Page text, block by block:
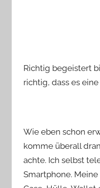
Richtig begeistert
richtig, dass es
Wie eben schon
komme überall
achte. Ich selbst
Smartphone.